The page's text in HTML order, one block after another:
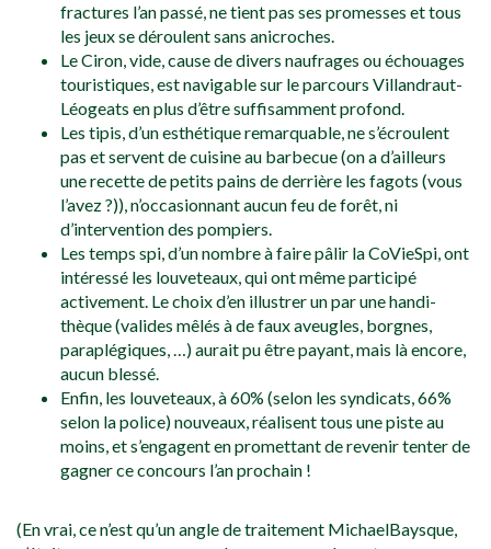
fractures l’an passé, ne tient pas ses promesses et tous
les jeux se déroulent sans anicroches.
Le Ciron, vide, cause de divers naufrages ou échouages
touristiques, est navigable sur le parcours Villandraut-
Léogeats en plus d’être suffisamment profond.
Les tipis, d’un esthétique remarquable, ne s’écroulent
pas et servent de cuisine au barbecue (on a d’ailleurs
une recette de petits pains de derrière les fagots (vous
l’avez ?)), n’occasionnant aucun feu de forêt, ni
d’intervention des pompiers.
Les temps spi, d’un nombre à faire pâlir la CoVieSpi, ont
intéressé les louveteaux, qui ont même participé
activement. Le choix d’en illustrer un par une handi-
thèque (valides mêlés à de faux aveugles, borgnes,
paraplégiques, …) aurait pu être payant, mais là encore,
aucun blessé.
Enfin, les louveteaux, à 60% (selon les syndicats, 66%
selon la police) nouveaux, réalisent tous une piste au
moins, et s’engagent en promettant de revenir tenter de
gagner ce concours l’an prochain !
(En vrai, ce n’est qu’un angle de traitement MichaelBaysque,